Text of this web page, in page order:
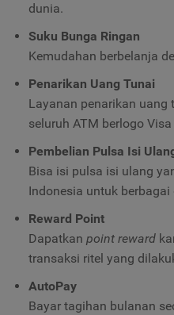
dunia.
Suku Bunga Ringan
Kemudahan berbelanja
Penarikan Uang Tunai
Layanan penarikan uang
seluruh ATM berlogo
Pembelian Pulsa Isi
Bisa isi pulsa isi ulang
Indonesia untuk berbagai
Reward Point
Dapatkan point reward
transaksi ritel yang
AutoPay
Bayar tagihan bulanan